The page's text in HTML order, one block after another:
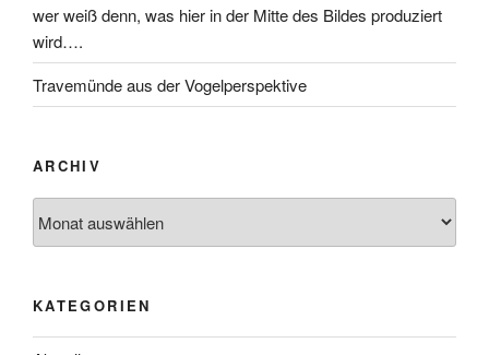
wer weiß denn, was hier in der Mitte des Bildes produziert
wird….
Travemünde aus der Vogelperspektive
ARCHIV
KATEGORIEN